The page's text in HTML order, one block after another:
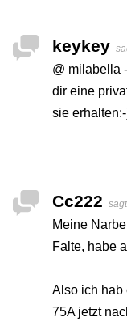
keykey
@ milabella
dir eine
sie
Cc222
Meine
Falte, habe
Also ich hab
75A jetzt